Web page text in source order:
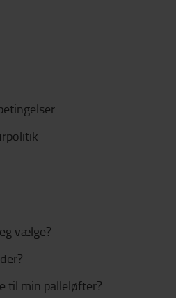
vælge?
til min palleløfter?